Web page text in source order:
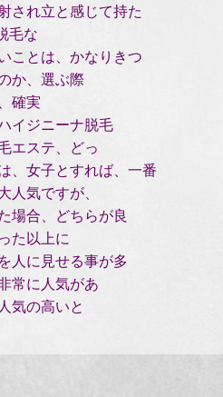
され立と感じて持た
毛な
ことは、かなりきつ
か、選ぶ際
確実
イジニーナ脱毛
エステ、どっ
、女子とすれば、一番
人気ですが、
場合、どちらが良
た以上に
人に見せる事が多
常に人気があ
気の高いと